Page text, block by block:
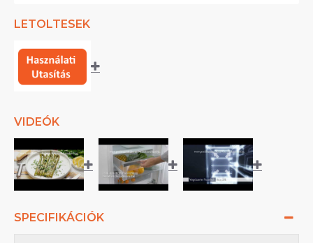
LETOLTESEK
VIDEÓK
SPECIFIKÁCIÓK